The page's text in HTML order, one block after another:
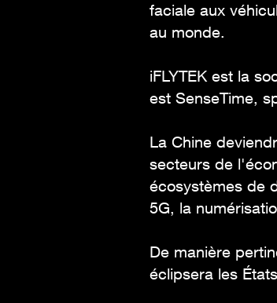
faciale aux
au monde.
iFLYTEK est la
est SenseTime,
La Chine
secteurs de
écosystèmes de
5G, la
De manière
éclipsera les